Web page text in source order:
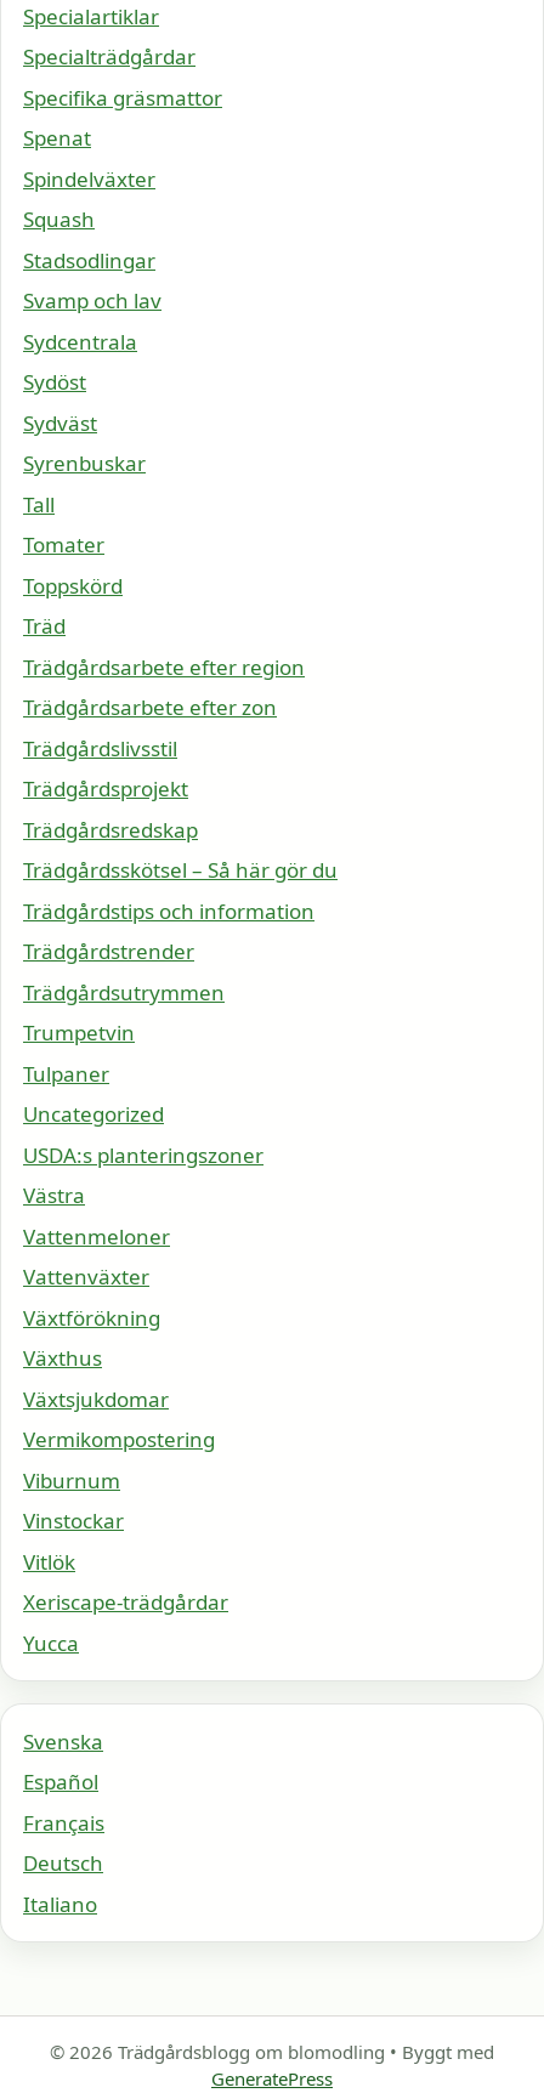
Specialartiklar
Specialträdgårdar
Specifika gräsmattor
Spenat
Spindelväxter
Squash
Stadsodlingar
Svamp och lav
Sydcentrala
Sydöst
Sydväst
Syrenbuskar
Tall
Tomater
Toppskörd
Träd
Trädgårdsarbete efter region
Trädgårdsarbete efter zon
Trädgårdslivsstil
Trädgårdsprojekt
Trädgårdsredskap
Trädgårdsskötsel – Så här gör du
Trädgårdstips och information
Trädgårdstrender
Trädgårdsutrymmen
Trumpetvin
Tulpaner
Uncategorized
USDA:s planteringszoner
Västra
Vattenmeloner
Vattenväxter
Växtförökning
Växthus
Växtsjukdomar
Vermikompostering
Viburnum
Vinstockar
Vitlök
Xeriscape-trädgårdar
Yucca
Svenska
Español
Français
Deutsch
Italiano
© 2026 Trädgårdsblogg om blomodling • Byggt med
GeneratePress